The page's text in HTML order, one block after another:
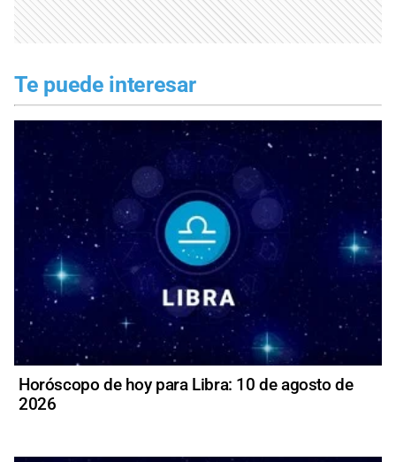
Te puede interesar
Horóscopo de hoy para Libra: 10 de agosto de
2026